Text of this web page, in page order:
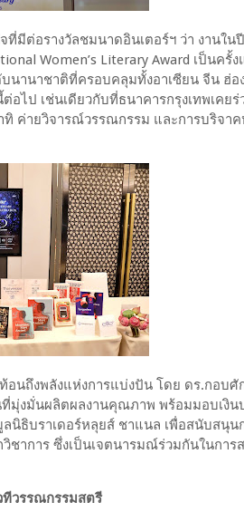
มีต่อรางวัลชมนาดอินเตอร์ฯ ว่า งานใน
Women’s Literary Award เป็นครั้ง
นานาชาติที่ครอบคลุมทั้งอาเซียน จีน ฮ่อ
ไป เช่นเดียวกับที่ธนาคารกรุงเทพเคยร่
ค่ายวิจารณ์วรรณกรรม และการบริจา
นถึงพลังแห่งการแบ่งปัน โดย ดร.กอบศั
มุ่งมั่นผลิตผลงานคุณภาพ พร้อมมอบเงิน
นิธิบราเดอร์หลุยส์ ชาแนล เพื่อสนับสนุน
าการ ซึ่งเป็นเจตนารมณ์ร่วมกันในการ
ทีวรรณกรรมสตรี